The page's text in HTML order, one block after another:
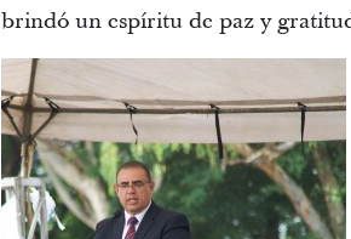
brindó un espíritu de paz y